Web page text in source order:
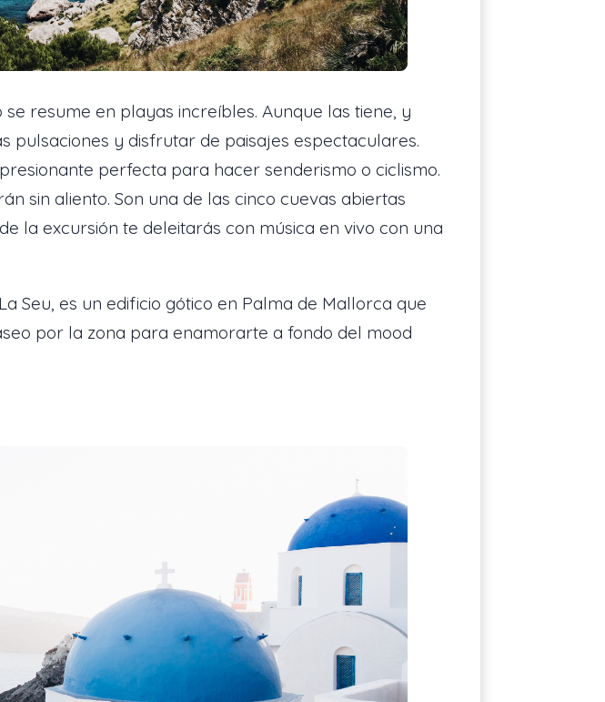
resume en playas increíbles. Aunque las tiene, y
pulsaciones y disfrutar de paisajes espectaculares.
perfecta para hacer senderismo o ciclismo.
sin aliento. Son una de las cinco cuevas abiertas
la excursión te deleitarás con música en vivo con una
Seu, es un edificio gótico en Palma de Mallorca que
por la zona para enamorarte a fondo del mood